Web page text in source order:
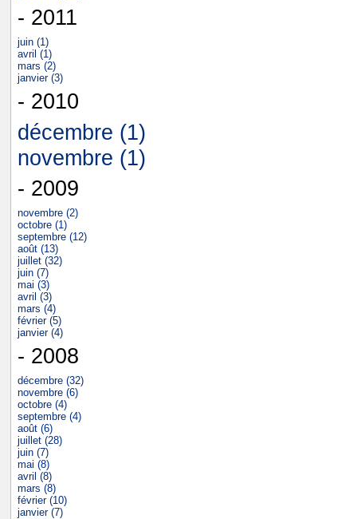
- 2011
juin (1)
avril (1)
mars (2)
janvier (3)
- 2010
décembre (1)
novembre (1)
- 2009
novembre (2)
octobre (1)
septembre (12)
août (13)
juillet (32)
juin (7)
mai (3)
avril (3)
mars (4)
février (5)
janvier (4)
- 2008
décembre (32)
novembre (6)
octobre (4)
septembre (4)
août (6)
juillet (28)
juin (7)
mai (8)
avril (8)
mars (8)
février (10)
janvier (7)